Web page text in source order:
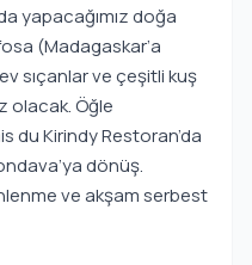
yapacağımız doğa
(Madagaskar’a
sıçanlar ve çeşitli kuş
olacak. Öğle
du Kirindy Restoran’da
dönüş.
ve akşam serbest